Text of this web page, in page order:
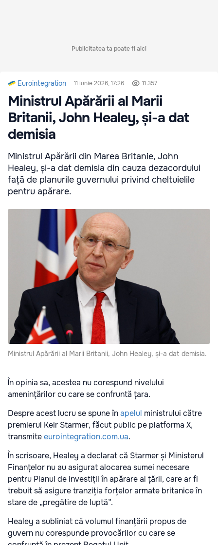
Publicitatea ta poate fi aici
Eurointegration 11 iunie 2026, 17:26 11 357
Ministrul Apărării al Marii
Britanii, John Healey, și-a dat
demisia
Ministrul Apărării din Marea Britanie, John
Healey, și-a dat demisia din cauza dezacordului
față de planurile guvernului privind cheltuielile
pentru apărare.
Ministrul Apărării al Marii Britanii, John Healey, și-a dat demisia.
În opinia sa, acestea nu corespund nivelului
amenințărilor cu care se confruntă țara.
Despre acest lucru se spune înapelul ministrului către
premierul Keir Starmer, făcut public pe platforma X,
transmiteeurointegration.com.ua.
În scrisoare, Healey a declarat că Starmer și Ministerul
Finanțelor nu au asigurat alocarea sumei necesare
pentru Planul de investiții în apărare al țării, care ar fi
trebuit să asigure tranziția forțelor armate britanice în
stare de „pregătire de luptă”.
Healey a subliniat că volumul finanțării propus de
guvern nu corespunde provocărilor cu care se